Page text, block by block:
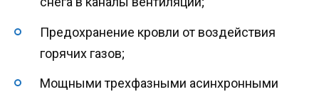
Предохранение кровли от воздействия
горячих газов;
Мощными трехфазными асинхронными